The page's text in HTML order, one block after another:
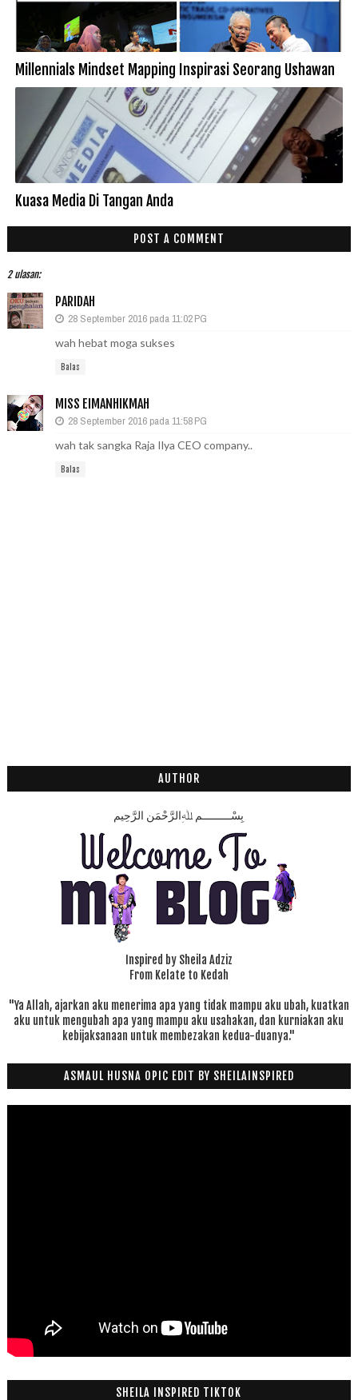
Millennials Mindset Mapping Inspirasi Seorang Ushawan
Kuasa Media Di Tangan Anda
POST A COMMENT
2 ulasan:
PARIDAH
28 September 2016 pada 11:02 PG
wah hebat moga sukses
Balas
MISS EIMANHIKMAH
28 September 2016 pada 11:58 PG
wah tak sangka Raja Ilya CEO company..
Balas
AUTHOR
بِسْـــــــــمِ ﷲِالرَّحْمَنِ الرَّحِيم
Inspired by Sheila Adziz
From Kelate to Kedah
"Ya Allah, ajarkan aku menerima apa yang tidak mampu aku ubah, kuatkan
aku untuk mengubah apa yang mampu aku usahakan, dan kurniakan aku
kebijaksanaan untuk membezakan kedua-duanya."
ASMAUL HUSNA OPIC EDIT BY SHEILAINSPIRED
SHEILA INSPIRED TIKTOK